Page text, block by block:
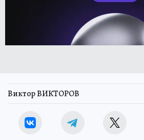
Виктор ВИКТОРОВ